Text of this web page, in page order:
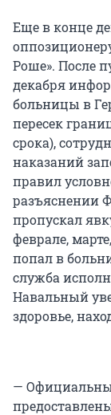
Еще в конце
Роше». После
декабря
больницы в
пересек
срока),
наказаний
правил
разъяснении
пропускал
феврале,
попал в
служба
Навальный
здоровье,
—